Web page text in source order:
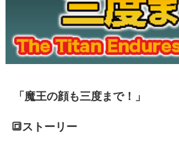
「魔王の顔も三度まで！」
🔳ストーリー